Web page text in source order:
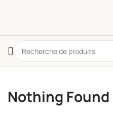
Nothing Found